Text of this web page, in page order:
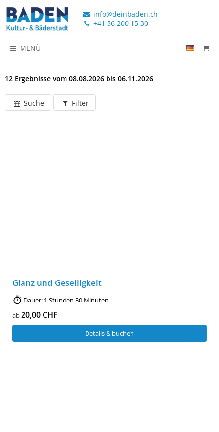
info@deinbaden.ch
+41 56 200 15 30
MENÜ
12 Ergebnisse vom 08.08.2026 bis 06.11.2026
Suche Filter
Glanz und Geselligkeit
Dauer: 1 Stunden 30 Minuten
ab20,00 CHF
Details & buchen